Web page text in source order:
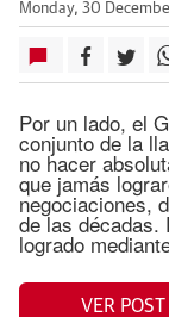
Monday, 30
Por un lado, el
conjunto de la
no hacer
que jamás
negociaciones,
de las décadas.
logrado
VER POST